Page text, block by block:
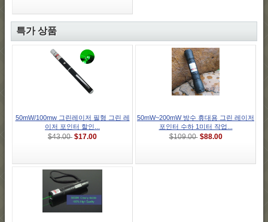
특가 상품
50mW/100mw 그린레이저 필형 그린 레
이저 포인터 할인...
$43.00 $17.00
50mW~200mW 방수 휴대용 그린 레이저
포인터 수하 1미터 작업...
$109.00 $88.00